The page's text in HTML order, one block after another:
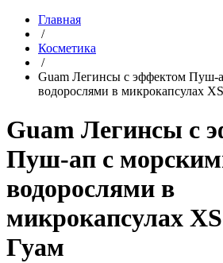
Главная
/
Косметика
/
Guam Легинсы с эффектом Пуш-
водорослями в микрокапсулах
Guam Легинсы с
Пуш-ап с
водорослями в
микрокапсулах
Гуам